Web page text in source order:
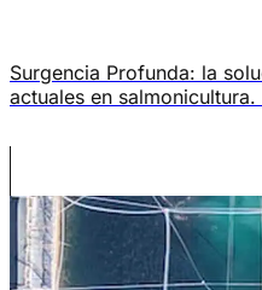
Surgencia Profunda: la
actuales en
relevantes del mundo.
desarrollo regional y
embargo, este sector
cada vez más complejos: